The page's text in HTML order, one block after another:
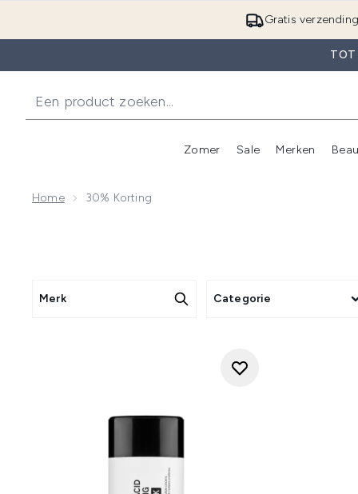
Gratis
TOT
Zomer
Enter submenu
Sale Merken
Home 30% Korting
Merk Categorie